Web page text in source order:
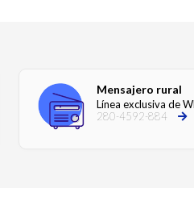
Mensajero rural
Línea exclusiva de
280-4592-884